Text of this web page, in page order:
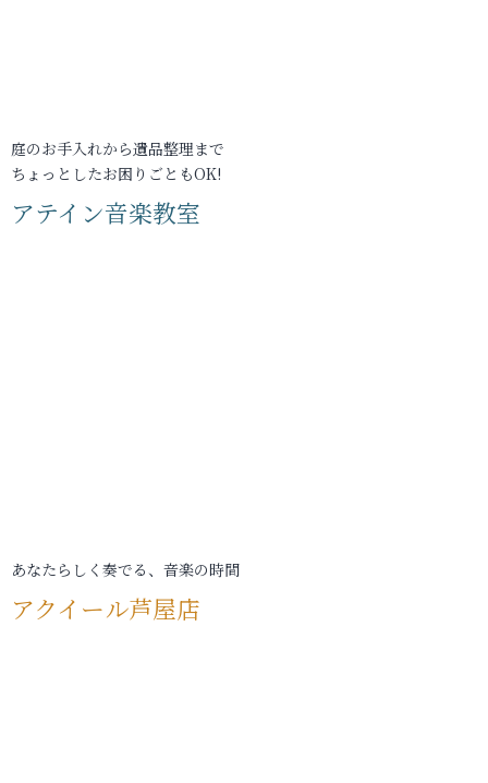
庭のお手入れから遺品整理まで
ちょっとしたお困りごともOK!
アテイン音楽教室
あなたらしく奏でる、音楽の時間
アクイール芦屋店